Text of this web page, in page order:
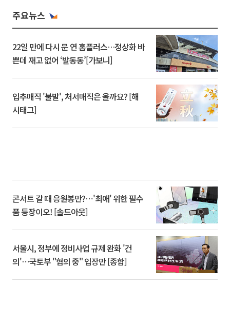
주요뉴스
22일 만에 다시 문 연 홈플러스…정상화 바
쁜데 재고 없어 ‘발동동’[가보니]
입추매직 '불발', 처서매직은 올까요? [해
시태그]
콘서트 갈 때 응원봉만?⋯'최애' 위한 필수
품 등장이오! [솔드아웃]
서울시, 정부에 정비사업 규제 완화 '건
의'⋯국토부 "협의 중" 입장만 [종합]